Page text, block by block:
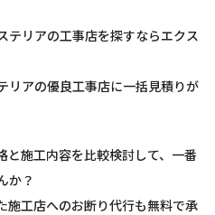
テリアの工事店を探すならエクス
リアの優良工事店に一括見積りが
と施工内容を比較検討して、一番
か？
施工店へのお断り代行も無料で承